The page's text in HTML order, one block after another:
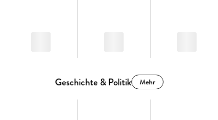
Geschichte & Politik Mehr